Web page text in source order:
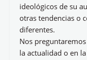
ideológicos de su
otras tendencias o
diferentes.
Nos
la actualidad o en